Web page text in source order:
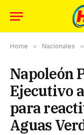
Home » Nacionales »
Napoleón
Ejecutivo
para
Aguas